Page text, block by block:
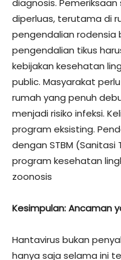
diagnosis. Pemeriksaan
diperluas, terutama di
pengendalian rodensia
pengendalian tikus
kebijakan kesehatan
public. Masyarakat
rumah yang penuh
menjadi risiko infeksi.
program eksisting.
dengan STBM
program kesehatan
zoonosis
Kesimpulan: Ancaman
Hantavirus bukan
hanya saja selama ini